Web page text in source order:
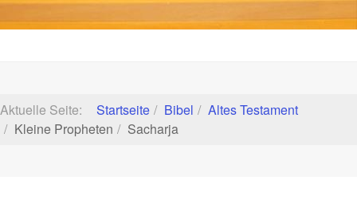
Aktuelle Seite: Startseite Bibel
Altes Testament
Kleine Propheten
Sacharja